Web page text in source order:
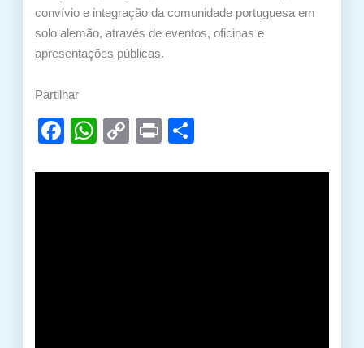
convívio e integração da comunidade portuguesa em
solo alemão, através de eventos, oficinas e
apresentações públicas.
Partilhar
Facebook
WhatsApp
CopyPrint